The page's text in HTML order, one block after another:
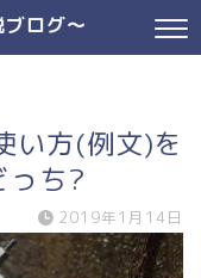
ログ～
い方(例文)を
っち?
2019年1月14日